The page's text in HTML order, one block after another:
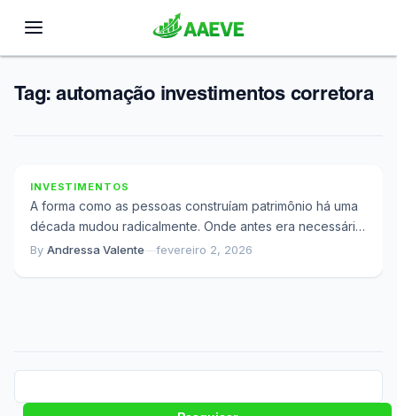
Tag: automação investimentos corretora
INVESTIMENTOS
A forma como as pessoas construíam patrimônio há uma
década mudou radicalmente. Onde antes era necessário
acompanhar diariamente o mercado, analisar gráficos...
By Andressa Valente—fevereiro 2, 2026